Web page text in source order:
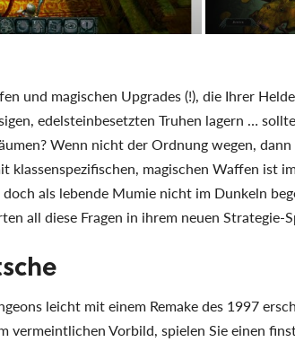
und magischen Upgrades (!), die Ihrer
edelsteinbesetzten Truhen lagern …
Wenn nicht der Ordnung wegen,
klassenspezifischen, magischen Waffen ist
als lebende Mumie nicht im Dunkeln
all diese Fragen in ihrem neuen Strategie-
leicht mit einem Remake des 1997
vermeintlichen Vorbild, spielen Sie einen